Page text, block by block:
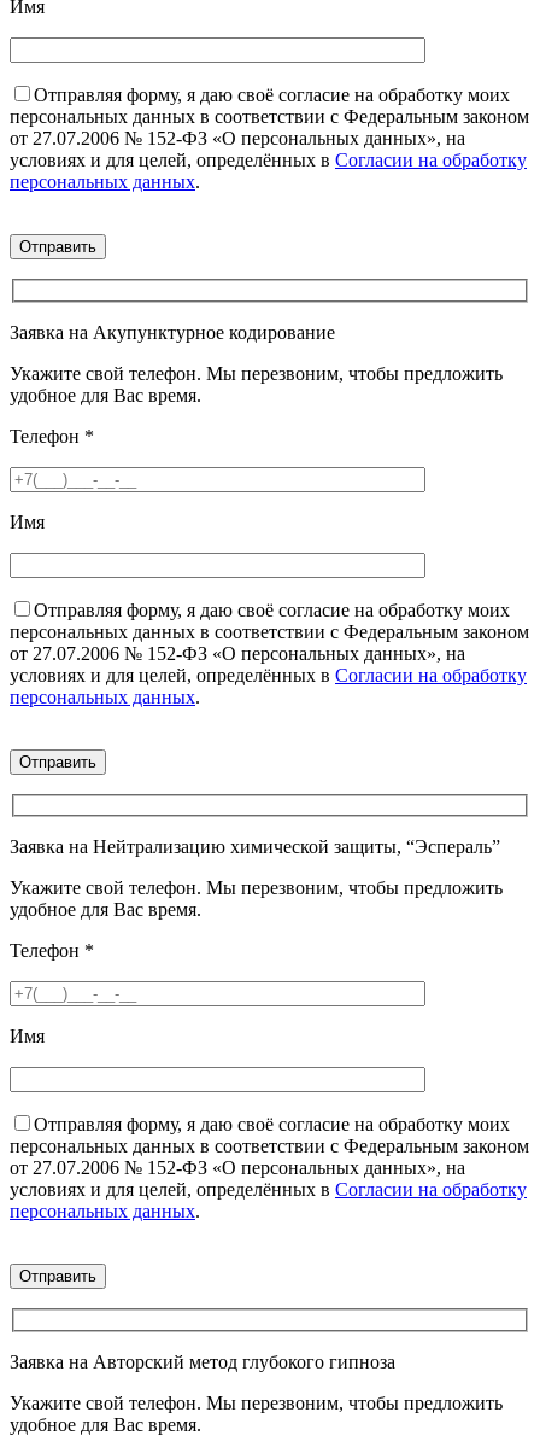
Имя
Отправляя форму, я даю своё согласие на обработку моих
персональных данных в соответствии с Федеральным законом
от 27.07.2006 № 152-ФЗ «О персональных данных», на
условиях и для целей, определённых в Согласии на обработку
персональных данных.
Заявка на Акупунктурное кодирование
Укажите свой телефон. Мы перезвоним, чтобы предложить
удобное для Вас время.
Телефон *
Имя
Отправляя форму, я даю своё согласие на обработку моих
персональных данных в соответствии с Федеральным законом
от 27.07.2006 № 152-ФЗ «О персональных данных», на
условиях и для целей, определённых в Согласии на обработку
персональных данных.
Заявка на Нейтрализацию химической защиты, “Эспераль”
Укажите свой телефон. Мы перезвоним, чтобы предложить
удобное для Вас время.
Телефон *
Имя
Отправляя форму, я даю своё согласие на обработку моих
персональных данных в соответствии с Федеральным законом
от 27.07.2006 № 152-ФЗ «О персональных данных», на
условиях и для целей, определённых в Согласии на обработку
персональных данных.
Заявка на Авторский метод глубокого гипноза
Укажите свой телефон. Мы перезвоним, чтобы предложить
удобное для Вас время.